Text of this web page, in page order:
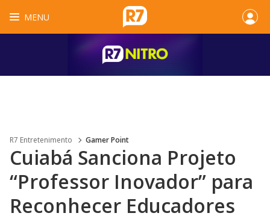
MENU
R7 Entretenimento Gamer Point
Cuiabá Sanciona Projeto
“Professor Inovador” para
Reconhecer Educadores